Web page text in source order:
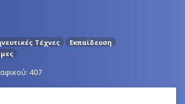
Τέχνες
Εκπαίδευση
407